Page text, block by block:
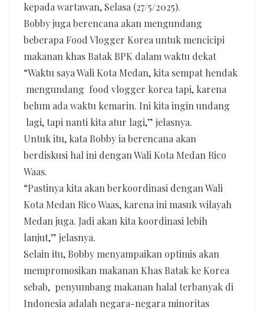
kepada wartawan, Selasa (27/5/2025).
Bobby juga berencana akan mengundang
beberapa Food Vlogger Korea untuk mencicipi
makanan khas Batak BPK dalam waktu dekat
“Waktu saya Wali Kota Medan, kita sempat hendak
mengundang food vlogger korea tapi, karena
belum ada waktu kemarin. Ini kita ingin undang
lagi, tapi nanti kita atur lagi,” jelasnya.
Untuk itu, kata Bobby ia berencana akan
berdiskusi hal ini dengan Wali Kota Medan Rico
Waas.
“Pastinya kita akan berkoordinasi dengan Wali
Kota Medan Rico Waas, karena ini masuk wilayah
Medan juga. Jadi akan kita koordinasi lebih
lanjut,” jelasnya.
Selain itu, Bobby menyampaikan optimis akan
mempromosikan makanan Khas Batak ke Korea
sebab, penyumbang makanan halal terbanyak di
Indonesia adalah negara-negara minoritas